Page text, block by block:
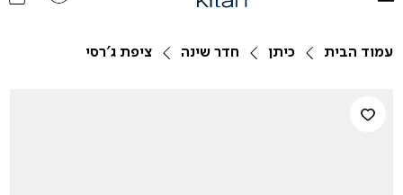
עמוד הבית כיתן חדר שינה ציפת ג'רסי